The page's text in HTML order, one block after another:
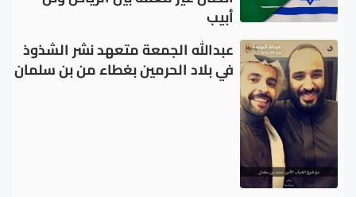
أبيب
عبدالله الجمعة متعهد نشر الشذوذ
في بلاد الحرمين بغطاء من بن سلمان